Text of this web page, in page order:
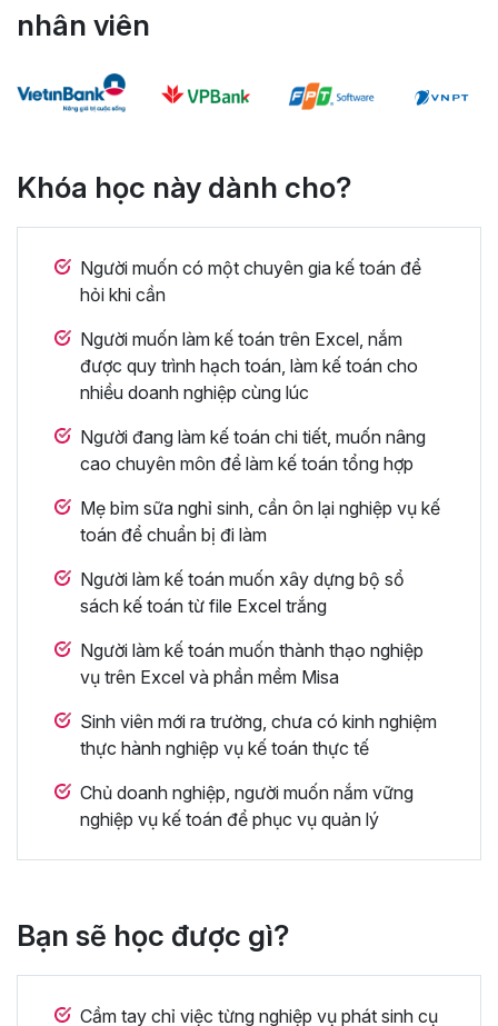
nhân viên
Khóa học này dành cho?
Người muốn có một chuyên gia kế toán để
hỏi khi cần
Người muốn làm kế toán trên Excel, nắm
được quy trình hạch toán, làm kế toán cho
nhiều doanh nghiệp cùng lúc
Người đang làm kế toán chi tiết, muốn nâng
cao chuyên môn để làm kế toán tổng hợp
Mẹ bỉm sữa nghỉ sinh, cần ôn lại nghiệp vụ kế
toán để chuẩn bị đi làm
Người làm kế toán muốn xây dựng bộ sổ
sách kế toán từ file Excel trắng
Người làm kế toán muốn thành thạo nghiệp
vụ trên Excel và phần mềm Misa
Sinh viên mới ra trường, chưa có kinh nghiệm
thực hành nghiệp vụ kế toán thực tế
Chủ doanh nghiệp, người muốn nắm vững
nghiệp vụ kế toán để phục vụ quản lý
Bạn sẽ học được gì?
Cầm tay chỉ việc từng nghiệp vụ phát sinh cụ